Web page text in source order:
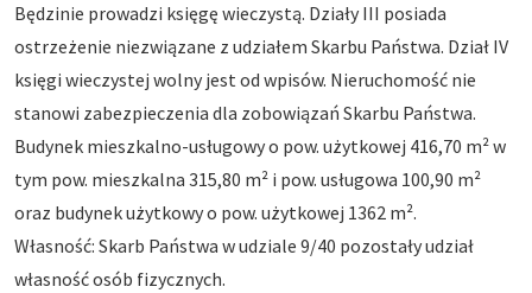
Będzinie prowadzi księgę wieczystą. Działy III posiada
ostrzeżenie niezwiązane z udziałem Skarbu Państwa. Dział IV
księgi wieczystej wolny jest od wpisów. Nieruchomość nie
stanowi zabezpieczenia dla zobowiązań Skarbu Państwa.
Budynek mieszkalno-usługowy o pow. użytkowej 416,70 m² w
tym pow. mieszkalna 315,80 m² i pow. usługowa 100,90 m²
oraz budynek użytkowy o pow. użytkowej 1362 m².
Własność: Skarb Państwa w udziale 9/40 pozostały udział
własność osób fizycznych.